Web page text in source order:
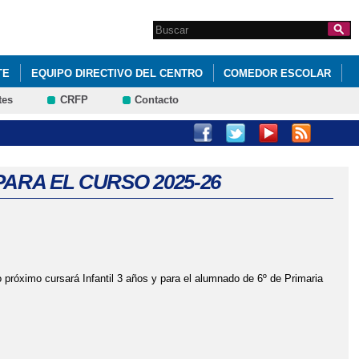
Formulario de
búsqueda
Search this site
EQUIPO DIRECTIVO DEL CENTRO COMEDOR ESCOLAR
CRFP Contacto
EL CURSO 2025-26
cursará Infantil 3 años y para el alumnado de 6º de Primaria